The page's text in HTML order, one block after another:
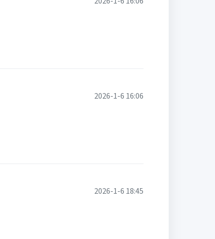
2026-1-6 16:06
2026-1-6 18:45